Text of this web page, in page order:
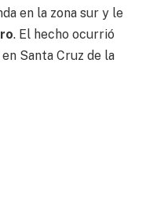
en la zona sur y le
. El hecho ocurrió
Santa Cruz de la